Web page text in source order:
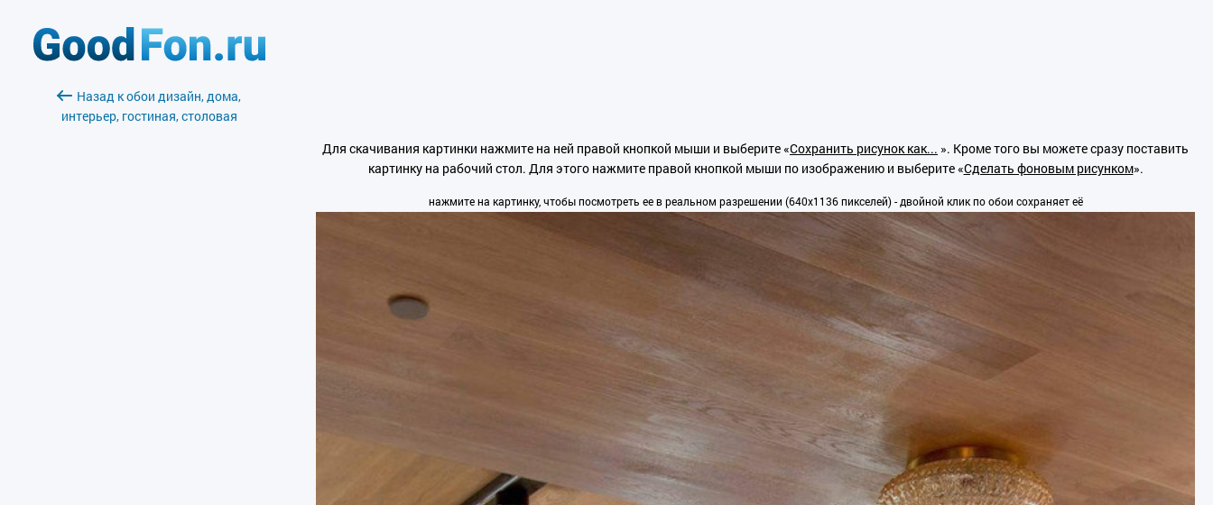
Назад к обои дизайн, дома,
интерьер, гостиная, столовая
Для скачивания картинки нажмите на ней правой кнопкой мыши и выберите «Сохранить рисунок как... ». Кроме того вы можете сразу поставить
картинку на рабочий стол. Для этого нажмите правой кнопкой мыши по изображению и выберите «Сделать фоновым рисунком».
нажмите на картинку, чтобы посмотреть ее в реальном разрешении (640x1136 пикселей) - двойной клик по обои сохраняет её